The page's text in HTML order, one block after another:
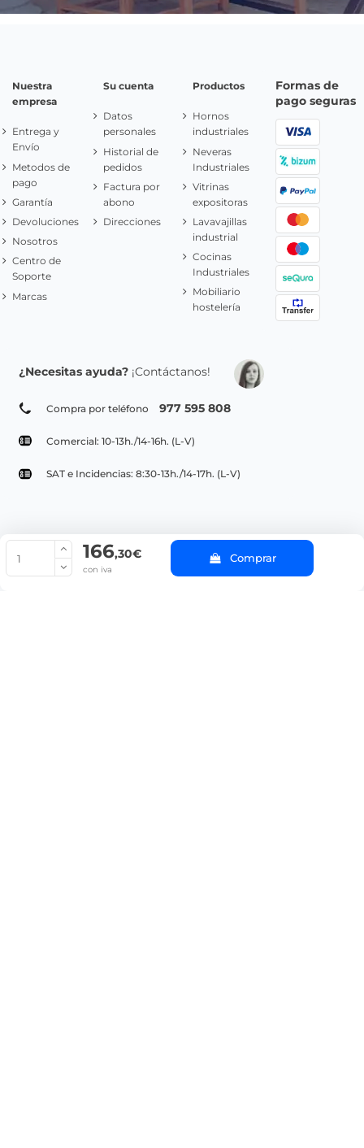
166,30€
con iva
Comprar
Nuestra
empresa
Entrega y
Envío
Metodos de
pago
Garantía
Devoluciones
Nosotros
Centro de
Soporte
Marcas
Su cuenta
Datos
personales
Historial de
pedidos
Factura por
abono
Direcciones
Productos
Hornos
industriales
Neveras
Industriales
Vitrinas
expositoras
Lavavajillas
industrial
Cocinas
Industriales
Mobiliario
hostelería
Formas de
pago seguras
¿Necesitas ayuda? ¡Contáctanos!
Compra por teléfono 977 595 808
Comercial: 10-13h./14-16h. (L-V)
SAT e Incidencias: 8:30-13h./14-17h. (L-V)
© Copyright 2022 PepeBar.com |
Aviso legal y
Condiciones generales de compra |